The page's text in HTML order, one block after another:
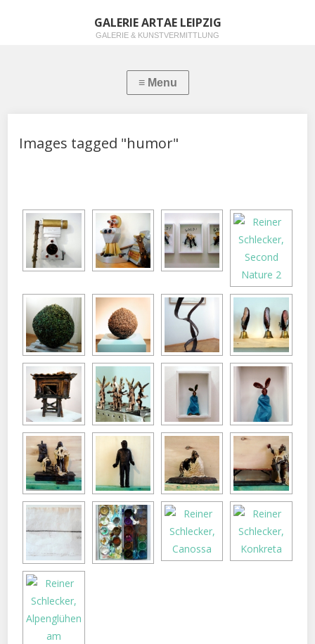
GALERIE ARTAE LEIPZIG
GALERIE & KUNSTVERMITTLUNG
Images tagged "humor"